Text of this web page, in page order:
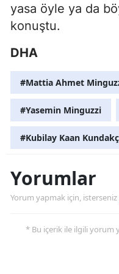
yasa öyle ya da
konuştu.
DHA
#Mattia Ahmet
#Yasemin Minguzzi
#Kubilay Kaan
Yorumlar
Yorum yapmak için, isterseniz
* Bu içerik ile ilgili yorum